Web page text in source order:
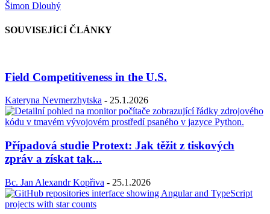
Šimon Dlouhý
SOUVISEJÍCÍ ČLÁNKY
Field Competitiveness in the U.S.
Kateryna Nevmerzhytska - 25.1.2026
Případová studie Protext: Jak těžit z tiskových
zpráv a získat tak...
Bc. Jan Alexandr Kopřiva - 25.1.2026